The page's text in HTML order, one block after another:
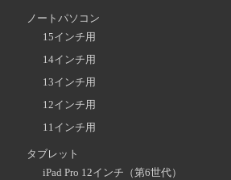
ノートパソコン
15インチ用
14インチ用
13インチ用
12インチ用
11インチ用
タブレット
iPad Pro 12インチ（第6世代）